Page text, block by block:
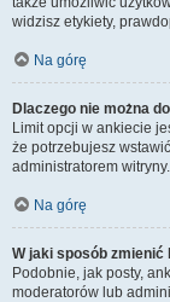
widzisz etykiety,
Na górę
Dlaczego nie można
Limit opcji w ankiecie
że potrzebujesz
administratorem witryny.
Na górę
W jaki sposób zmienić
Podobnie, jak posty,
moderatorów lub